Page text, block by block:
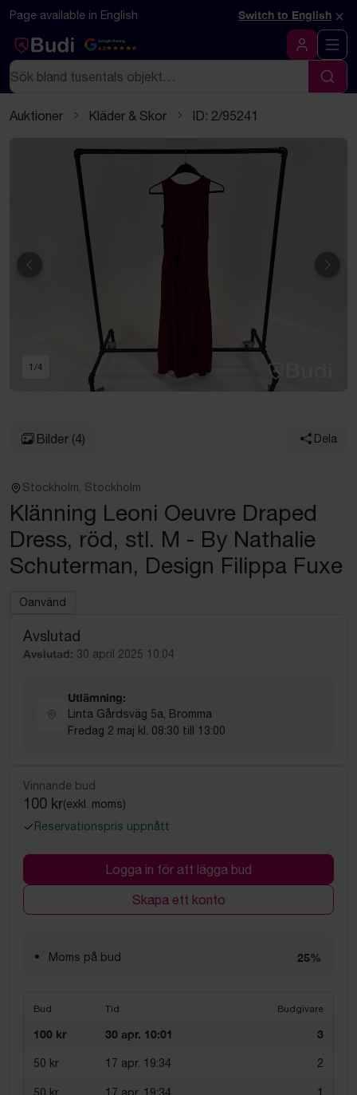
Hoppa till innehåll
Textbaserad (markdown) version av denna sida
Page available in English Switch to English ×
Google Rating
4.5
Logga in
Sök
Sök
Auktioner Kläder & Skor ID: 2/95241
Föregående
1 /4
Bilder (4) Dela
Stockholm, Stockholm
Klänning Leoni Oeuvre Draped
Dress, röd, stl. M - By Nathalie
Schuterman, Design Filippa Fuxe
Oanvänd
Avslutad
Avslutad: 30 april 2025 10:04
Utlämning:
Linta Gårdsväg 5a, Bromma
Fredag 2 maj kl. 08:30 till 13:00
Vinnande bud
100 kr(exkl. moms)
Reservationspris uppnått
Logga in för att lägga bud
Skapa ett konto
Moms på bud 25%
Bud Tid Budgivare
100 kr 30 apr. 10:01 3
50 kr 17 apr. 19:34 2